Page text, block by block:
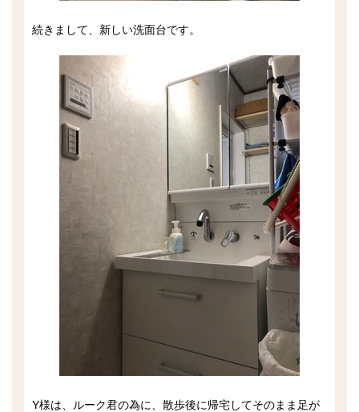
続きまして、新しい洗面台です。
Y様は、ルーク君の為に、散歩後に帰宅してそのまま足が